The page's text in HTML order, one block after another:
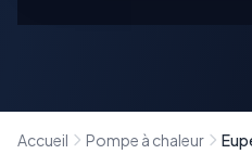
Accueil Pompe à chaleur